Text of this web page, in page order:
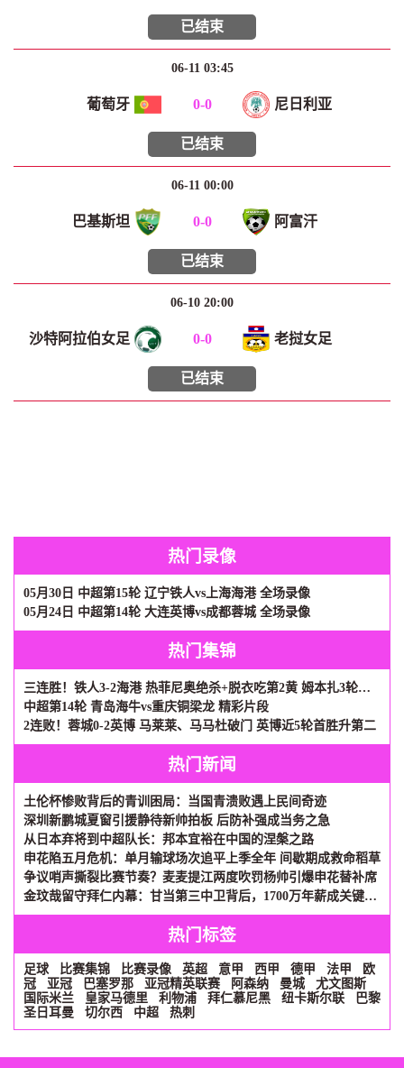
已结束
06-11 03:45
葡萄牙 0-0 尼日利亚
已结束
06-11 00:00
巴基斯坦 0-0 阿富汗
已结束
06-10 20:00
沙特阿拉伯女足 0-0 老挝女足
已结束
热门录像
05月30日 中超第15轮 辽宁铁人vs上海海港 全场录像
05月24日 中超第14轮 大连英博vs成都蓉城 全场录像
热门集锦
三连胜！铁人3-2海港 热菲尼奥绝杀+脱衣吃第2黄 姆本扎3轮轰6球
中超第14轮 青岛海牛vs重庆铜梁龙 精彩片段
2连败！蓉城0-2英博 马莱莱、马马杜破门 英博近5轮首胜升第二
热门新闻
土伦杯惨败背后的青训困局：当国青溃败遇上民间奇迹
深圳新鹏城夏窗引援静待新帅拍板 后防补强成当务之急
从日本弃将到中超队长：邦本宜裕在中国的涅槃之路
申花陷五月危机：单月输球场次追平上季全年 间歇期成救命稻草
争议哨声撕裂比赛节奏？麦麦提江两度吹罚杨帅引爆申花替补席
金玟哉留守拜仁内幕：甘当第三中卫背后，1700万年薪成关键砝码
热门标签
足球 比赛集锦 比赛录像 英超 意甲 西甲 德甲 法甲
欧
冠
亚冠 巴塞罗那 亚冠精英联赛 阿森纳 曼城
尤文图斯
国际米兰
皇家马德里 利物浦 拜仁慕尼黑 纽卡斯尔联
巴黎
圣日耳曼
切尔西 中超 热刺